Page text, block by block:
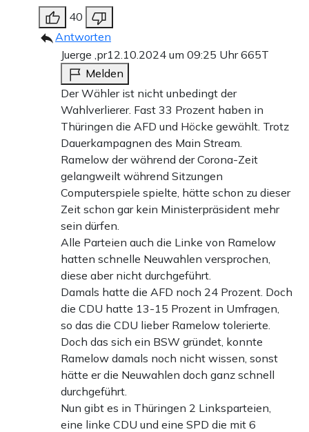
40
Antworten
Juerge ,pr12.10.2024 um 09:25 Uhr665T
Melden
Der Wähler ist nicht unbedingt der
Wahlverlierer. Fast 33 Prozent haben in
Thüringen die AFD und Höcke gewählt. Trotz
Dauerkampagnen des Main Stream.
Ramelow der während der Corona-Zeit
gelangweilt während Sitzungen
Computerspiele spielte, hätte schon zu dieser
Zeit schon gar kein Ministerpräsident mehr
sein dürfen.
Alle Parteien auch die Linke von Ramelow
hatten schnelle Neuwahlen versprochen,
diese aber nicht durchgeführt.
Damals hatte die AFD noch 24 Prozent. Doch
die CDU hatte 13-15 Prozent in Umfragen,
so das die CDU lieber Ramelow tolerierte.
Doch das sich ein BSW gründet, konnte
Ramelow damals noch nicht wissen, sonst
hätte er die Neuwahlen doch ganz schnell
durchgeführt.
Nun gibt es in Thüringen 2 Linksparteien,
eine linke CDU und eine SPD die mit 6